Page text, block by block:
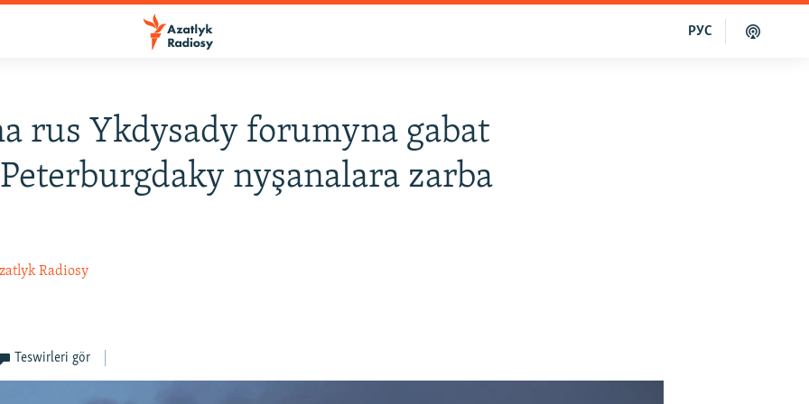
РУС
rus Ykdysady forumyna gabat
nyşanalara zarba
Radiosy
Teswirleri gör